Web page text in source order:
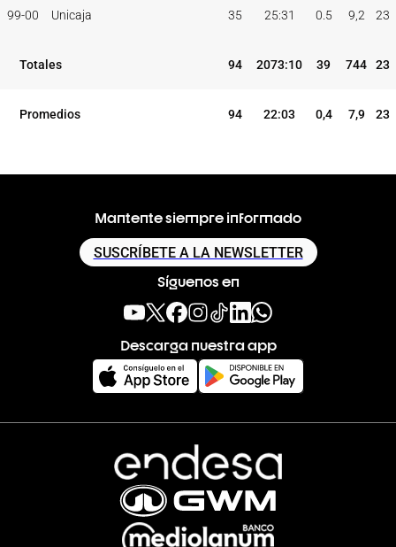
99-00 Unicaja 35 25:31 0.5 9,2 23
Totales 94 2073:10 39 744 23
Promedios 94 22:03 0,4 7,9 23
Mantente siempre informado
SUSCRÍBETE A LA NEWSLETTER
Síguenos en
Descarga nuestra app